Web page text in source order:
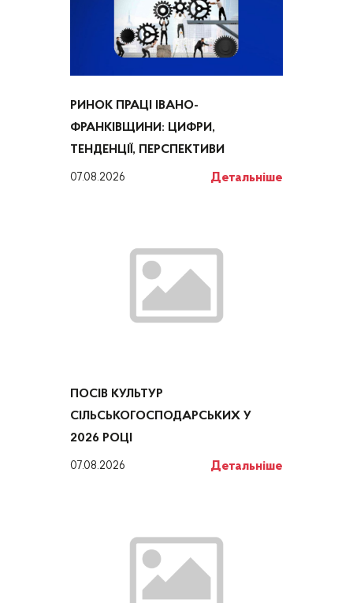
РИНОК ПРАЦІ ІВАНО-
ФРАНКІВЩИНИ: ЦИФРИ,
ТЕНДЕНЦІЇ, ПЕРСПЕКТИВИ
07.08.2026 Детальніше
ПОСІВ КУЛЬТУР
СІЛЬСЬКОГОСПОДАРСЬКИХ У
2026 РОЦІ
07.08.2026 Детальніше